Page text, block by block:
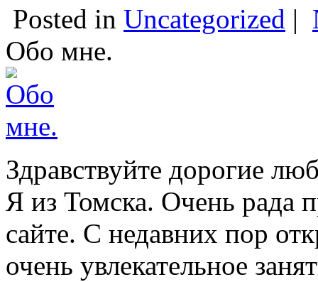
Posted in Uncategorized |
Обо мне.
Здравствуйте дорогие
Я из Томска. Очень рада
сайте. С недавних пор
очень увлекательное